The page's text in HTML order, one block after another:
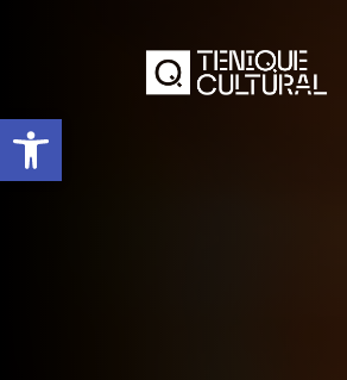
Abrir barra de herramientas